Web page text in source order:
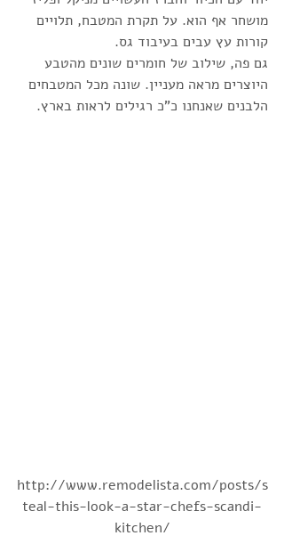
מושחר אף הוא. על תקרת המטבח, תלויים
קורות עץ עבים בעיבוד גס.
גם פה, שילוב של חומרים שונים מהטבע
היוצרים מראה מעניין. שונה מכל המטבחים
הלבנים שאנחנו כ"כ רגילים לראות בארץ.
http://www.remodelista.com/posts/s
teal-this-look-a-star-chefs-scandi-
kitchen/